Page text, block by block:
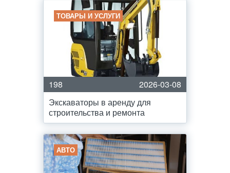
ТОВАРЫ И УСЛУГИ
198
2026-03-08
Экскаваторы в аренду для
строительства и ремонта
АВТО